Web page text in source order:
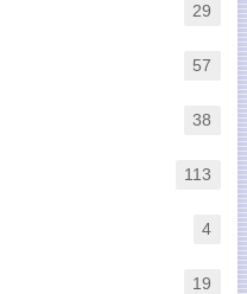
29
57
38
113
4
19